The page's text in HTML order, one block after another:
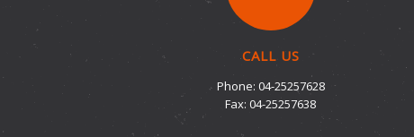
CALL US
Phone: 04-25257628
Fax: 04-25257638